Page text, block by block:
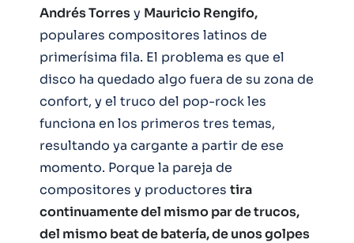
Andrés Torresy Mauricio Rengifo,
populares compositores latinos de
primerísima fila. El problema es que el
disco ha quedado algo fuera de su zona de
confort, y el truco del pop-rock les
funciona en los primeros tres temas,
resultando ya cargante a partir de ese
momento. Porque la pareja de
compositores y productores tira
continuamente del mismo par de trucos,
del mismo beat de batería, de unos golpes